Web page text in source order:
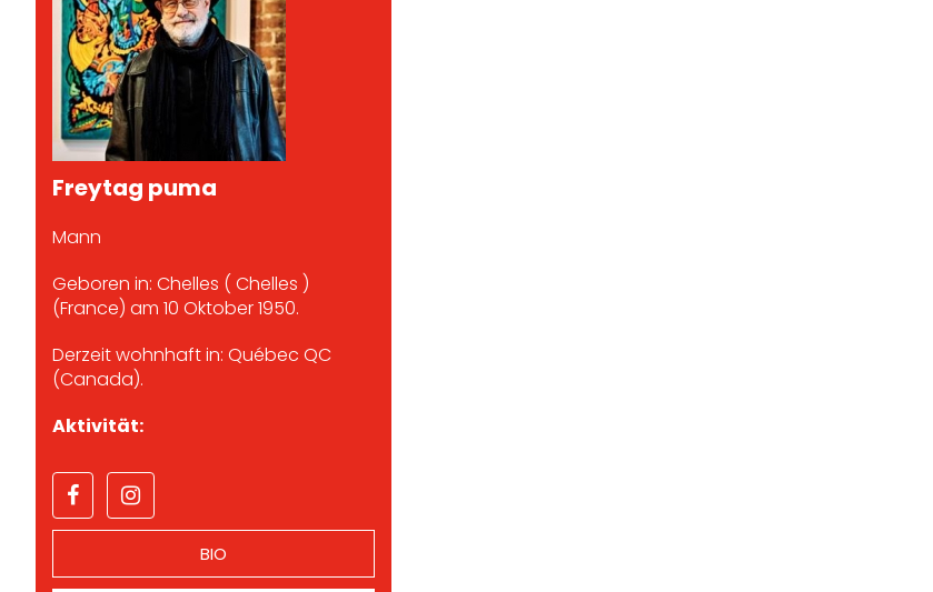
Freytag puma
Mann
Geboren in: Chelles ( Chelles )
(France) am 10 Oktober 1950.
Derzeit wohnhaft in: Québec QC
(Canada).
Aktivität:
BIO